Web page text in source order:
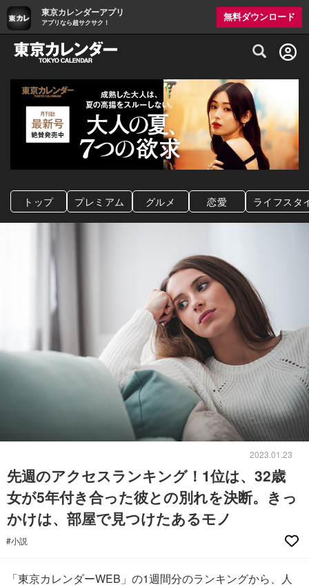
東京カレンダーアプリ
アプリなら超サクサク！
無料ダウンロード
グルメ情報・プレミアムレストラン予約
トップ プレミアム グルメ 恋愛 ライフスタ
2023.01.23
先週のアクセスランキング！1位は、32歳
女が5年付き合った彼との別れを決断。きっ
かけは、部屋で見つけたあるモノ
#小説
「東京カレンダーWEB」の1週間分のランキングから、人